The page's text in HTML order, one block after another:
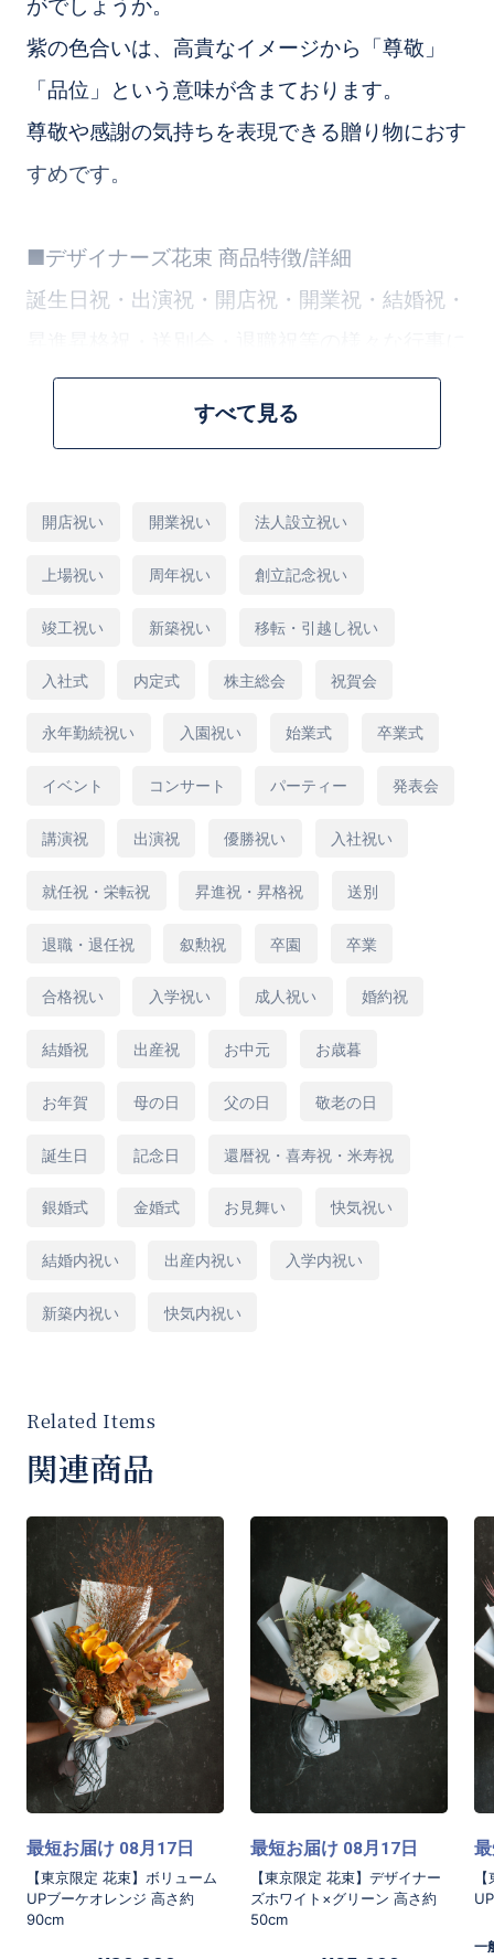
すべて見る
がでしょうか。
紫の色合いは、高貴なイメージから「尊敬」
「品位」という意味が含まております。
尊敬や感謝の気持ちを表現できる贈り物におす
すめです。
■デザイナーズ花束 商品特徴/詳細
誕生日祝・出演祝・開店祝・開業祝・結婚祝・
お使いいただける商品です。
お花のプロが花材を1本からこだわって、丁寧
※季節により旬の花材を使用いたします。
らは変更になる場合があることをご了承くださ
い。デザインの雰囲気を損なわずに、丁寧にお
作りいたします。
区、新宿区、豊島区、中野区、杉並区、渋谷
区、港区、品川区、大田区、目黒区、世田谷
区）限定商品となります。
バンダ ブルーファンタジア トルコキキョ
ウ スカビオサ ベロニカ エリンジューム
アスター ナズナ パールアカシア
をご了承ください。
■Size
◾️お届け時間について
ご指定がある場合は下記時間帯よりご選択して
「ご要望など」欄へご記入をお願い致します。
9:00−12:00
12:00−16:00
16:00-19:00
[商品コード]AB25P
開店祝い 開業祝い 法人設立祝い
上場祝い 周年祝い 創立記念祝い
竣工祝い 新築祝い 移転・引越し祝い
入社式 内定式 株主総会 祝賀会
永年勤続祝い 入園祝い 始業式 卒業式
イベント コンサート パーティー 発表会
講演祝 出演祝 優勝祝い 入社祝い
就任祝・栄転祝 昇進祝・昇格祝 送別
退職・退任祝 叙勲祝 卒園 卒業
合格祝い 入学祝い 成人祝い 婚約祝
結婚祝 出産祝 お中元 お歳暮
お年賀 母の日 父の日 敬老の日
誕生日 記念日 還暦祝・喜寿祝・米寿祝
銀婚式 金婚式 お見舞い 快気祝い
結婚内祝い 出産内祝い 入学内祝い
新築内祝い 快気内祝い
関連商品
【東京限定 花束】ボリューム
UPブーケオレンジ 高さ約
90cm
最短お届け 08月 17日
【東京限定 花束】デザイナー
ズホワイト×グリーン 高さ約
50cm
最短お届け 08月 17日
一